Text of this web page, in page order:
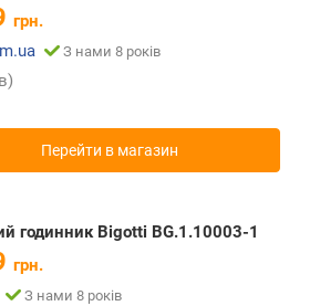
грн.
З нами 8 років
Перейти в магазин
годинник Bigotti BG.1.10003-1
грн.
З нами 8 років